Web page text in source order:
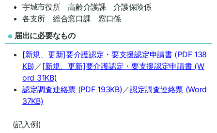
宇城市役所 高齢介護課 介護保険係
各支所 総合窓口課 窓口係
届出に必要なもの
[新規、更新]要介護認定・要支援認定申請書(PDF 138
KB) ／[新規、更新]要介護認定・要支援認定申請書(W
ord 31KB)
認定調査連絡票(PDF 193KB) ／認定調査連絡票(Word
37KB)
(記入例)